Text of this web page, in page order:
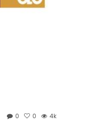
0 0 4k